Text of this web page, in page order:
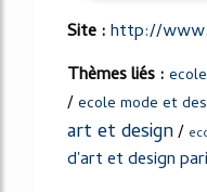
Site :http://
Thèmes liés :
/ecole mode et
art et design/
d'art et design